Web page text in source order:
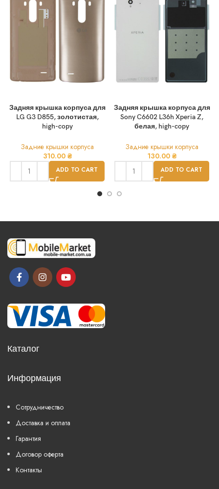
Задняя крышка корпуса для
LG G3 D855, золотистая,
high-copy
Задние крышки корпуса
310.00 ₴
ADD TO CART
Задняя крышка корпуса для
Sony C6602 L36h Xperia Z,
белая, high-copy
Задние крышки корпуса
130.00 ₴
ADD TO CART
Каталог
Информация
Сотрудничество
Доставка и оплата
Гарантия
Договор оферта
Контакты